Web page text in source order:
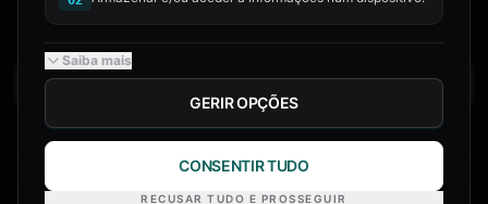
Saiba mais
GERIR OPÇÕES
CONSENTIR TUDO
RECUSAR TUDO E PROSSEGUIR
A EMPRESA